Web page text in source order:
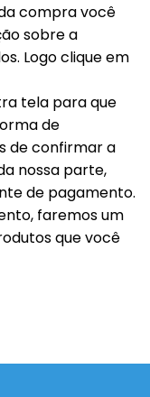
compra você
sobre a
Logo clique em
tela para que
de
de confirmar a
nossa parte,
de pagamento.
faremos um
que você